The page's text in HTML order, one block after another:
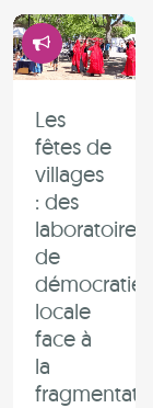
Les
fêtes de
villages
: des
laboratoires
de
démocratie
locale
face à
la